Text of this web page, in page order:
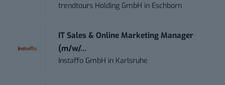
trendtours Holding GmbH in Eschborn
IT Sales & Online Marketing Manager
(m/w/...
Instaffo GmbH in Karlsruhe